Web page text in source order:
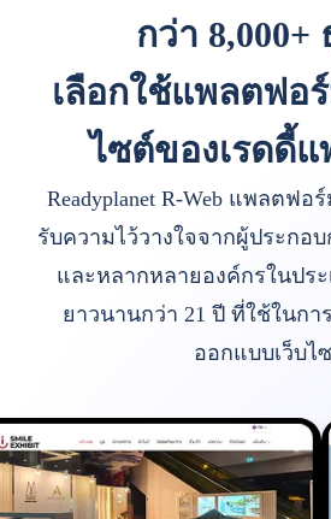
กว่า 8,000+
เลือกใช้แพลตฟอ
ไซต์ของเรดดี้
Readyplanet R-Web แพลตฟอ
รับความไว้วางใจจากผู้ประกอ
และหลากหลายองค์กรในปร
ยาวนานกว่า 21 ปี ที่ใช้ในกา
ออกแบบเว็บไ